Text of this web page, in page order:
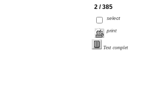
2 / 385
select
print
Text complet